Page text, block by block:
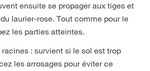
ensuite se propager aux tiges et
laurier-rose. Tout comme pour le
les parties atteintes.
racines : survient si le sol est trop
les arrosages pour éviter ce